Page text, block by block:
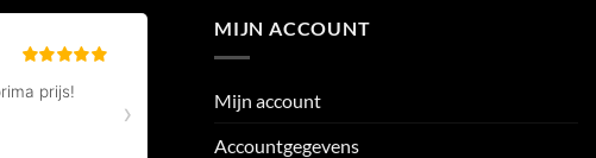
MIJN ACCOUNT
Mijn account
Accountgegevens